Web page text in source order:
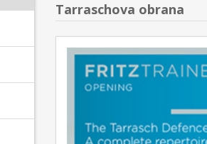
Tarraschova obrana